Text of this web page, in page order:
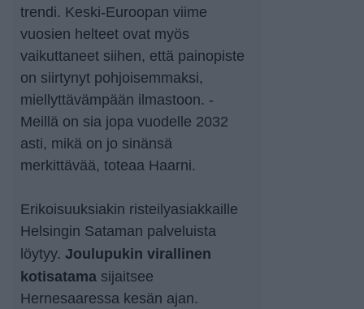
trendi. Keski-Euroopan viime
vuosien helteet ovat myös
vaikuttaneet siihen, että painopiste
on siirtynyt pohjoisemmaksi,
miellyttävämpään ilmastoon. -
Meillä on sia jopa vuodelle 2032
asti, mikä on jo sinänsä
merkittävää, toteaa Haarni.
Erikoisuuksiakin risteilyasiakkaille
Helsingin Sataman palveluista
löytyy. Joulupukin virallinen
kotisatama sijaitsee
Hernesaaressa kesän ajan.